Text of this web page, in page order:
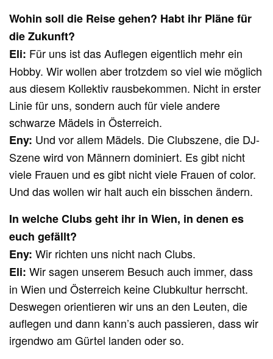
Wohin soll die Reise gehen? Habt ihr Pläne für
die Zukunft?
Eli: Für uns ist das Auflegen eigentlich mehr ein
Hobby. Wir wollen aber trotzdem so viel wie möglich
aus diesem Kollektiv rausbekommen. Nicht in erster
Linie für uns, sondern auch für viele andere
schwarze Mädels in Österreich.
Eny: Und vor allem Mädels. Die Clubszene, die DJ-
Szene wird von Männern dominiert. Es gibt nicht
viele Frauen und es gibt nicht viele Frauen of color.
Und das wollen wir halt auch ein bisschen ändern.
In welche Clubs geht ihr in Wien, in denen es
euch gefällt?
Eny: Wir richten uns nicht nach Clubs.
Eli: Wir sagen unserem Besuch auch immer, dass
in Wien und Österreich keine Clubkultur herrscht.
Deswegen orientieren wir uns an den Leuten, die
auflegen und dann kann’s auch passieren, dass wir
irgendwo am Gürtel landen oder so.